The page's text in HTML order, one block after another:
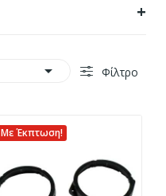
+
 Φίλτρο
Με Έκπτωση!